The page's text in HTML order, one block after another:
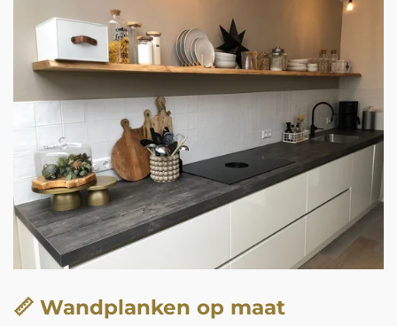
📏 Wandplanken op maat